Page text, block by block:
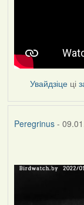
Увайдзіце ці
Peregrinus-